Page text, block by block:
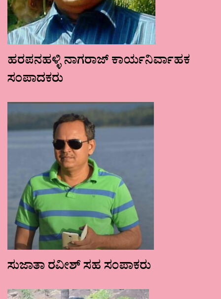
ಹರಪನಹಳ್ಳಿ ನಾಗರಾಜ್ ಕಾರ್ಯನಿರ್ವಾಹಕ
ಸಂಪಾದಕರು
ಸುಜಾತಾ ರವೀಶ್ ಸಹ ಸಂಪಾಕರು